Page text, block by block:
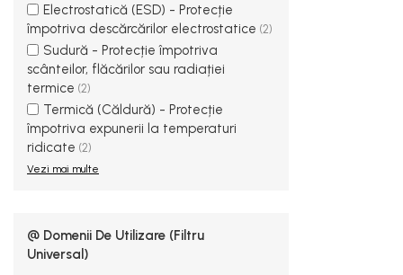
Bocanci
Bocanci outdoor
Bocanci de lucru O1
Bocanci de protecție OB
Bocanci de lucru O2
Bocanci de protecție S1
Bocanci de protecție S1P
Cizme
Electrostatică (ESD) - Protecție
împotriva descărcărilor electrostatice (2)
Sudură - Protecție împotriva
scânteilor, flăcărilor sau radiației
termice (2)
Termică (Căldură) - Protecție
împotriva expunerii la temperaturi
ridicate (2)
Vezi mai multe
@ Domenii De Utilizare (Filtru
Universal)